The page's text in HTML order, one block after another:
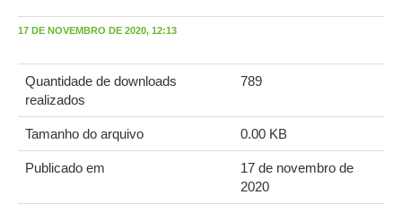
17 DE NOVEMBRO DE 2020, 12:13
Quantidade de downloads
realizados
789
Tamanho do arquivo 0.00 KB
Publicado em
17 de novembro de
2020